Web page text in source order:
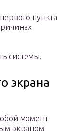
пункта
системы.
экрана
момент
экраном